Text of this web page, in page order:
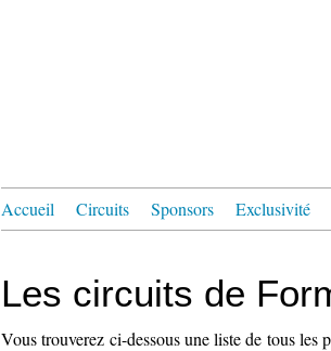
Accueil Circuits Sponsors Exclusivité
Les circuits de
Vous trouverez ci-dessous une liste de tous